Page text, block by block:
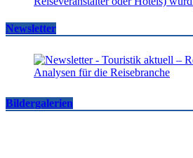
Newsletter
Bildergalerien